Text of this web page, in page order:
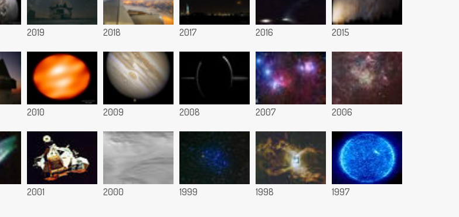
2019 2018 2017 2016 2015
2010 2009 2008 2007 2006
2001 2000 1999 1998 1997